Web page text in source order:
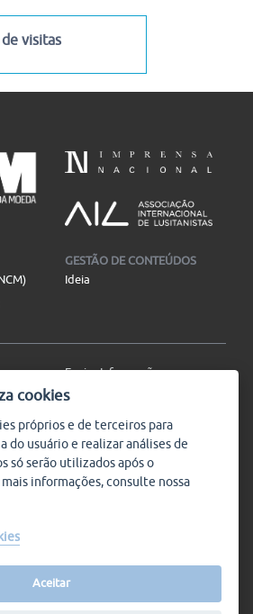
visitas
GESTÃO DE CONTEÚDOS
Ideia
Enviar Informação
Aviso Legal
Mapa do site
SIGA-NOS
cookies
próprios e de terceiros para
do usuário e realizar análises de
só serão utilizados após o
informações, consulte nossa
Aceitar